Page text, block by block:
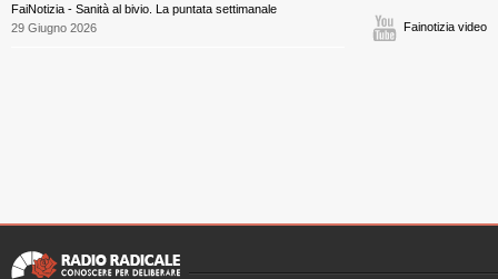
FaiNotizia - Sanità al bivio. La puntata settimanale
29 Giugno 2026
Fainotizia video